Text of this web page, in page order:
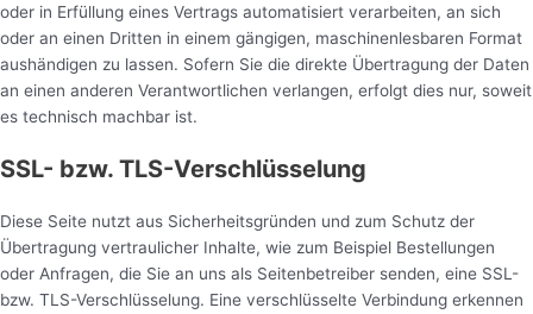
oder in Erfüllung eines Vertrags automatisiert verarbeiten, an sich
oder an einen Dritten in einem gängigen, maschinenlesbaren Format
aushändigen zu lassen. Sofern Sie die direkte Übertragung der Daten
an einen anderen Verantwortlichen verlangen, erfolgt dies nur, soweit
es technisch machbar ist.
SSL- bzw. TLS-Verschlüsselung
Diese Seite nutzt aus Sicherheitsgründen und zum Schutz der
Übertragung vertraulicher Inhalte, wie zum Beispiel Bestellungen
oder Anfragen, die Sie an uns als Seitenbetreiber senden, eine SSL-
bzw. TLS-Verschlüsselung. Eine verschlüsselte Verbindung erkennen